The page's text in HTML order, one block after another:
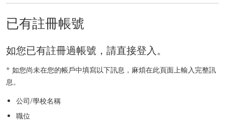
已有註冊帳號
如您已有註冊過帳號，請直接登入。
* 如您尚未在您的帳戶中填寫以下訊息，麻煩在此頁面上輸入完整訊
息。
公司/學校名稱
職位